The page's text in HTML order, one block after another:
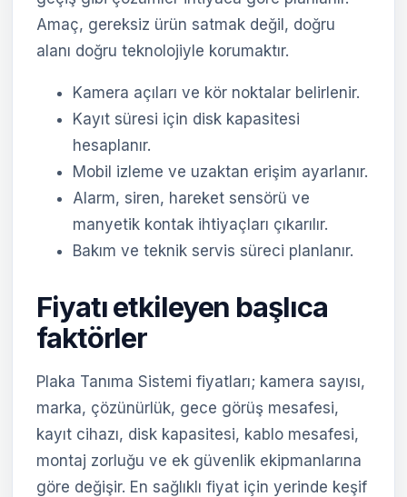
Amaç, gereksiz ürün satmak değil, doğru
alanı doğru teknolojiyle korumaktır.
Kamera açıları ve kör noktalar belirlenir.
Kayıt süresi için disk kapasitesi
hesaplanır.
Mobil izleme ve uzaktan erişim ayarlanır.
Alarm, siren, hareket sensörü ve
manyetik kontak ihtiyaçları çıkarılır.
Bakım ve teknik servis süreci planlanır.
Fiyatı etkileyen başlıca
faktörler
Plaka Tanıma Sistemi fiyatları; kamera sayısı,
marka, çözünürlük, gece görüş mesafesi,
kayıt cihazı, disk kapasitesi, kablo mesafesi,
montaj zorluğu ve ek güvenlik ekipmanlarına
göre değişir. En sağlıklı fiyat için yerinde keşif